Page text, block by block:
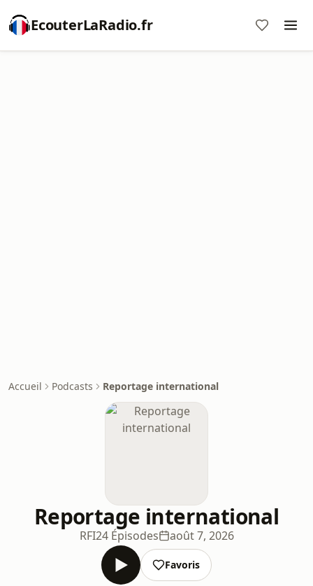
EcouterLaRadio.fr
Accueil Podcasts Reportage international
Reportage international
RFI24 Épisodes août 7, 2026
Favoris